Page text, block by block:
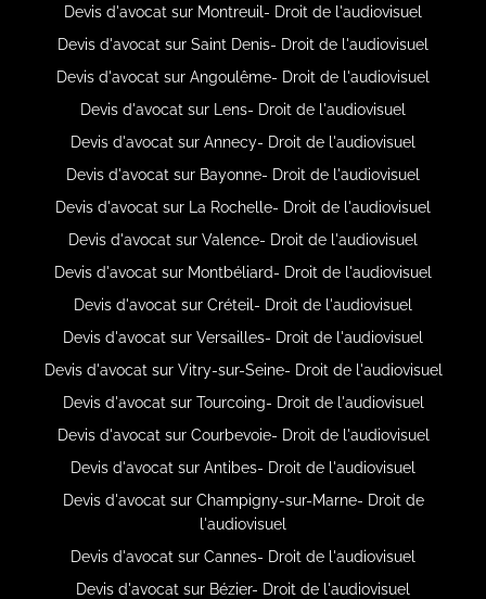
Devis d'avocat sur Montreuil- Droit de l'audiovisuel
Devis d'avocat sur Saint Denis- Droit de l'audiovisuel
Devis d'avocat sur Angoulême- Droit de l'audiovisuel
Devis d'avocat sur Lens- Droit de l'audiovisuel
Devis d'avocat sur Annecy- Droit de l'audiovisuel
Devis d'avocat sur Bayonne- Droit de l'audiovisuel
Devis d'avocat sur La Rochelle- Droit de l'audiovisuel
Devis d'avocat sur Valence- Droit de l'audiovisuel
Devis d'avocat sur Montbéliard- Droit de l'audiovisuel
Devis d'avocat sur Créteil- Droit de l'audiovisuel
Devis d'avocat sur Versailles- Droit de l'audiovisuel
Devis d'avocat sur Vitry-sur-Seine- Droit de l'audiovisuel
Devis d'avocat sur Tourcoing- Droit de l'audiovisuel
Devis d'avocat sur Courbevoie- Droit de l'audiovisuel
Devis d'avocat sur Antibes- Droit de l'audiovisuel
Devis d'avocat sur Champigny-sur-Marne- Droit de
l'audiovisuel
Devis d'avocat sur Cannes- Droit de l'audiovisuel
Devis d'avocat sur Bézier- Droit de l'audiovisuel